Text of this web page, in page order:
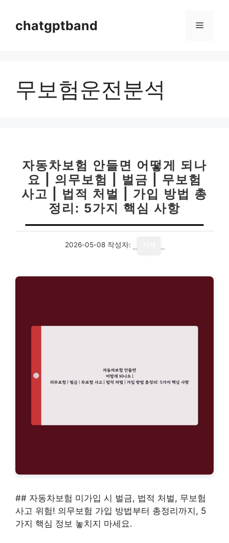
chatgptband 메
무보험운전분석
자동차보험 안들면 어떻게 되나
요 | 의무보험 | 벌금 | 무보험
사고 | 법적 처벌 | 가입 방법 총
정리: 5가지 핵심 사항
2026-05-08 작성자:
## 자동차보험 미가입 시 벌금, 법적 처벌, 무보험
사고 위험! 의무보험 가입 방법부터 총정리까지, 5
가지 핵심 정보 놓치지 마세요.